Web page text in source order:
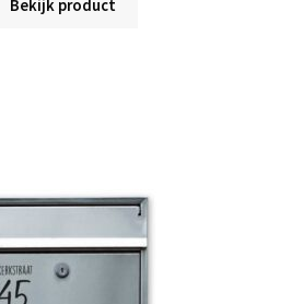
Bekijk product